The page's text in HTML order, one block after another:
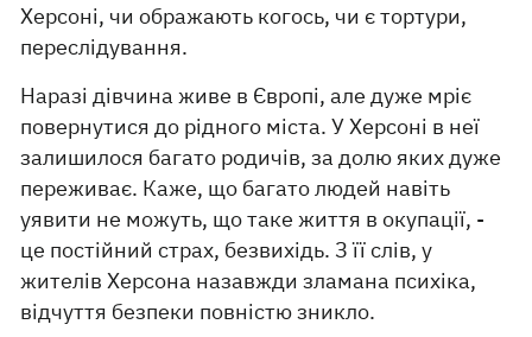
Херсоні, чи ображають когось, чи є тортури,
переслідування.
Наразі дівчина живе в Європі, але дуже мріє
повернутися до рідного міста. У Херсоні в неї
залишилося багато родичів, за долю яких дуже
переживає. Каже, що багато людей навіть
уявити не можуть, що таке життя в окупації, -
це постійний страх, безвихідь. З її слів, у
жителів Херсона назавжди зламана психіка,
відчуття безпеки повністю зникло.